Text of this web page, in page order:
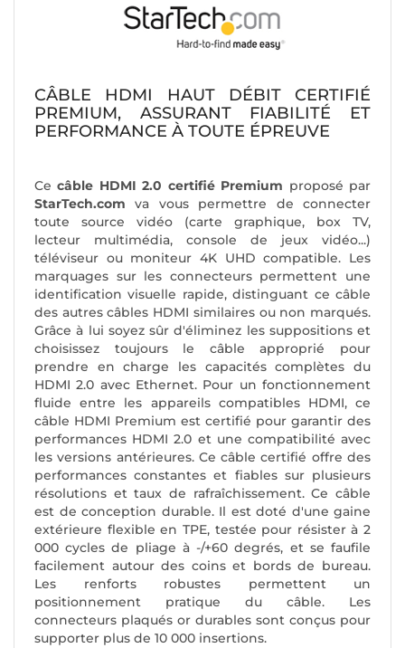
CÂBLE HDMI HAUT DÉBIT CERTIFIÉ
PREMIUM, ASSURANT FIABILITÉ ET
PERFORMANCE À TOUTE ÉPREUVE
Cecâble HDMI 2.0 certifié Premium proposé par
StarTech.comva vous permettre de connecter
toute source vidéo (carte graphique, box TV,
lecteur multimédia, console de jeux vidéo...)
téléviseur ou moniteur 4K UHD compatible. Les
marquages sur les connecteurs permettent une
identification visuelle rapide, distinguant ce câble
des autres câbles HDMI similaires ou non marqués.
Grâce à lui soyez sûr d'éliminez les suppositions et
choisissez toujours le câble approprié pour
prendre en charge les capacités complètes du
HDMI 2.0 avec Ethernet. Pour un fonctionnement
fluide entre les appareils compatibles HDMI, ce
câble HDMI Premium est certifié pour garantir des
performances HDMI 2.0 et une compatibilité avec
les versions antérieures. Ce câble certifié offre des
performances constantes et fiables sur plusieurs
résolutions et taux de rafraîchissement. Ce câble
est de conception durable. Il est doté d'une gaine
extérieure flexible en TPE, testée pour résister à 2
000 cycles de pliage à -/+60 degrés, et se faufile
facilement autour des coins et bords de bureau.
Les renforts robustes permettent un
positionnement pratique du câble. Les
connecteurs plaqués or durables sont conçus pour
supporter plus de 10 000 insertions.